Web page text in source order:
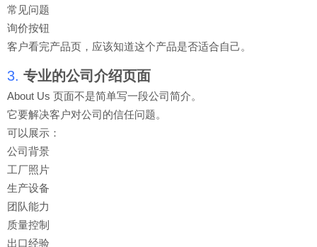
常见问题
询价按钮
客户看完产品页，应该知道这个产品是否适合自己。
3. 专业的公司介绍页面
About Us 页面不是简单写一段公司简介。
它要解决客户对公司的信任问题。
可以展示：
公司背景
工厂照片
生产设备
团队能力
质量控制
出口经验